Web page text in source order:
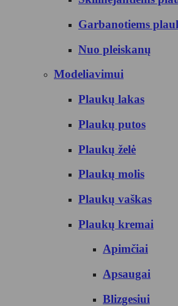
Garbanotiems
Nuo pleiskanų
Modeliavimui
Plaukų lakas
Plaukų putos
Plaukų želė
Plaukų molis
Plaukų vaškas
Plaukų kremai
Apimčiai
Apsaugai
Blizgesiui